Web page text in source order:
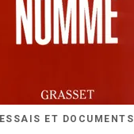
ESSAIS ET DOCUMENTS